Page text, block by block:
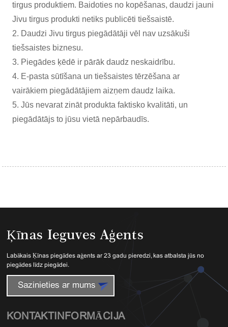
tirgus produktiem. Baidoties no kopēšanas, daudzi jauni
Jivu tirgus produkti netiks publicēti tiešsaistē.
2. Daudzi Jivu tirgus piegādātāji vēl nav uzsākuši
tiešsaistes biznesu.
3. Piegādes ķēdē ir pārāk daudz neskaidrību.
4. E-pasta sūtīšana un tiešsaistes tērzēšana ar
vairākiem piegādātājiem aizņem daudz laika.
5. Jūs nevarat zināt produkta faktisko kvalitāti, un
piegādātājs to jūsu vietā nepārbaudīs.
Ķīnas Ieguves Aģents
Labākais Ķīnas piegādes aģents ar 23 gadu pieredzi, kas atbalsta jūs no
piegādes līdz piegādei.
Sazinieties ar mums
KONTAKTINFORMĀCIJA